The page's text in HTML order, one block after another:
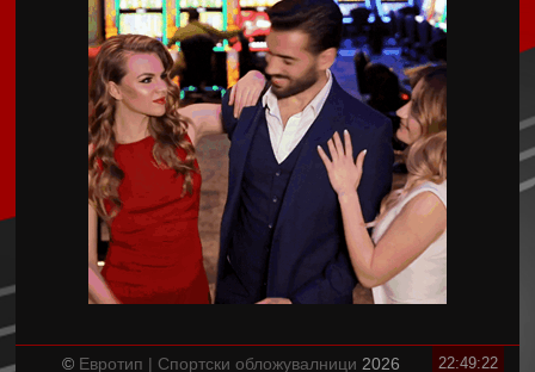
трансфер на Диоманде
Томас Волкап преговара со Дубаи
Перишиќ дал согласност за враќање во
Интер
Лусаил го претстави Георг Стојановски
обезбедија Мундијал
22:49:23
© Евротип | Спортски обложувалници 2026